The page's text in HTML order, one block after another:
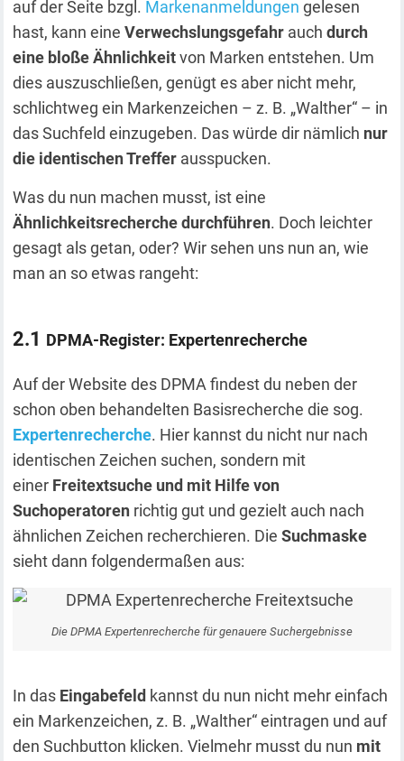
auf der Seite bzgl. Markenanmeldungen gelesen
hast, kann eineVerwechslungsgefahr auchdurch
eine bloße Ähnlichkeitvon Marken entstehen. Um
dies auszuschließen, genügt es aber nicht mehr,
schlichtweg ein Markenzeichen – z. B. „Walther“ – in
das Suchfeld einzugeben. Das würde dir nämlich nur
die identischen Treffer ausspucken.
Was du nun machen musst, ist eine
Ähnlichkeitsrecherche durchführen. Doch leichter
gesagt als getan, oder? Wir sehen uns nun an, wie
man an so etwas rangeht:
DPMA-Register: Expertenrecherche
Auf der Website des DPMA findest du neben der
schon oben behandelten Basisrecherche die sog.
Expertenrecherche. Hier kannst du nicht nur nach
identischen Zeichen suchen, sondern mit
einer Freitextsuche und mit Hilfe von
Suchoperatoren richtig gut und gezielt auch nach
ähnlichen Zeichen recherchieren. DieSuchmaske
sieht dann folgendermaßen aus:
Die DPMA Expertenrecherche für genauere Suchergebnisse
In das Eingabefeld kannst du nun nicht mehr einfach
ein Markenzeichen, z. B. „Walther“ eintragen und auf
den Suchbutton klicken. Vielmehr musst du nun mit